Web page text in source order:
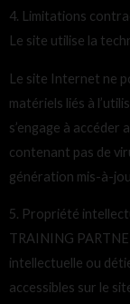
4. Limitations
Le site utilise la
Le site Internet ne
matériels liés à
s’engage à
contenant pas de
génération mis-à-
5. Propriété
TRAINING
intellectuelle ou
accessibles sur le